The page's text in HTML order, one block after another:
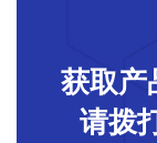
获取产
请拨